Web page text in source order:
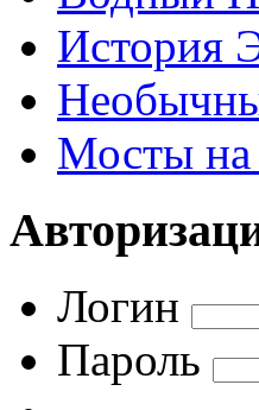
История
Мосты на
Логин
Пароль